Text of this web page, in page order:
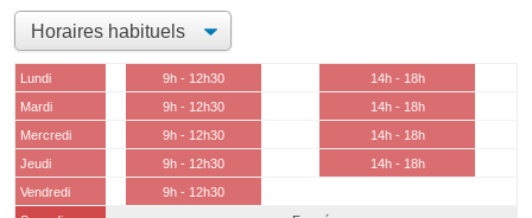
Lundi 9h - 12h30
14h - 18h
Mardi
9h - 12h30
14h - 18h
Mercredi
9h - 12h30
14h - 18h
Jeudi
9h - 12h30
14h - 18h
Vendredi
9h - 12h30